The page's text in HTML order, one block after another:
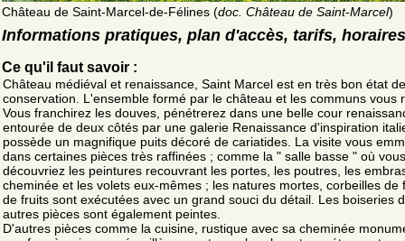
Château de Saint-Marcel-de-Félines (doc. Château de Saint-Marcel)
Informations pratiques, plan d'accès, tarifs, horaires
Ce qu'il faut savoir :
Château médiéval et renaissance, Saint Marcel est en très bon état de
conservation. L'ensemble formé par le château et les communs vous
Vous franchirez les douves, pénétrerez dans une belle cour
entourée de deux côtés par une galerie Renaissance d'inspiration
possède un magnifique puits décoré de cariatides. La visite vous
dans certaines pièces très raffinées ; comme la " salle basse " où vous
découvriez les peintures recouvrant les portes, les poutres, les
cheminée et les volets eux-mêmes ; les natures mortes, corbeilles de
de fruits sont exécutées avec un grand souci du détail. Les boiseries
autres pièces sont également peintes.
D'autres pièces comme la cuisine, rustique avec sa cheminée